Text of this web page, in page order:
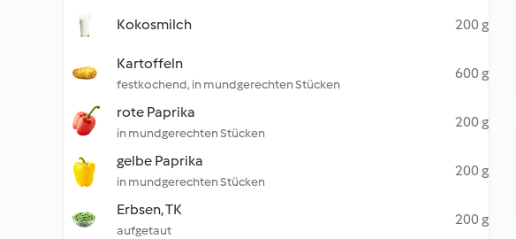
Kokosmilch 200 g
Kartoffeln
festkochend, in mundgerechten Stücken
600 g
rote Paprika
in mundgerechten Stücken
200 g
gelbe Paprika
in mundgerechten Stücken
200 g
Erbsen, TK
aufgetaut
200 g